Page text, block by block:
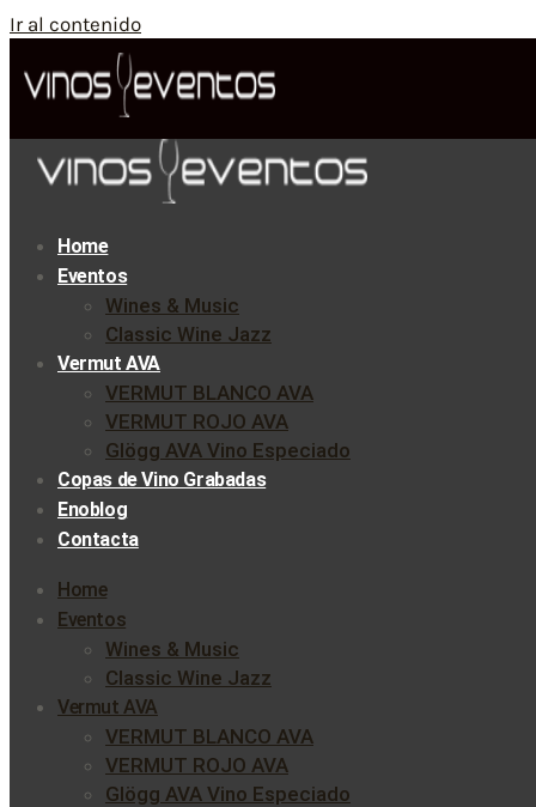
Ir al contenido
Home
Eventos
Wines & Music
Classic Wine Jazz
Vermut AVA
VERMUT BLANCO AVA
VERMUT ROJO AVA
Glögg AVA Vino Especiado
Copas de Vino Grabadas
Enoblog
Contacta
Home
Eventos
Wines & Music
Classic Wine Jazz
Vermut AVA
VERMUT BLANCO AVA
VERMUT ROJO AVA
Glögg AVA Vino Especiado